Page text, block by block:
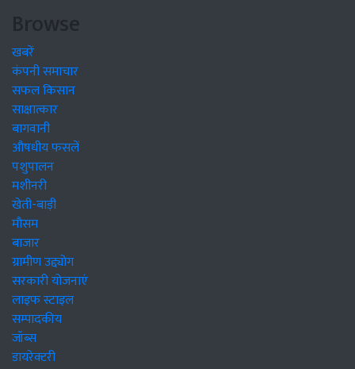
Browse
खबरें
कंपनी समाचार
सफल किसान
साक्षात्कार
बागवानी
औषधीय फसलें
पशुपालन
मशीनरी
खेती-बाड़ी
मौसम
बाजार
ग्रामीण उद्द्योग
सरकारी योजनाएं
लाइफ स्टाइल
सम्पादकीय
जॉब्स
डायरेक्टरी